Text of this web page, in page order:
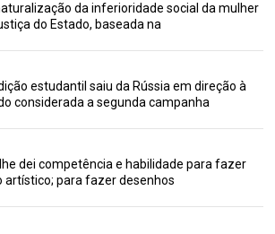
da inferioridade social da mulher
do Estado, baseada na
estudantil saiu da Rússia em direção à
considerada a segunda campanha
dei competência e habilidade para fazer
artístico; para fazer desenhos